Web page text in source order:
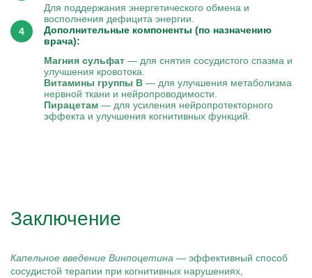
Для поддержания энергетического обмена и
восполнения дефицита энергии.
Дополнительные компоненты (по назначению
врача):
Магния сульфат — для снятия сосудистого спазма и
улучшения кровотока.
Витамины группы B — для улучшения метаболизма
нервной ткани и нейропроводимости.
Пирацетам — для усиления нейропротекторного
эффекта и улучшения когнитивных функций.
Заключение
Капельное введение Винпоцетина — эффективный способ
сосудистой терапии при когнитивных нарушениях,